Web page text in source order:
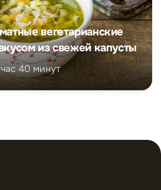
вегетарианские
из свежей капусты
час 40 минут